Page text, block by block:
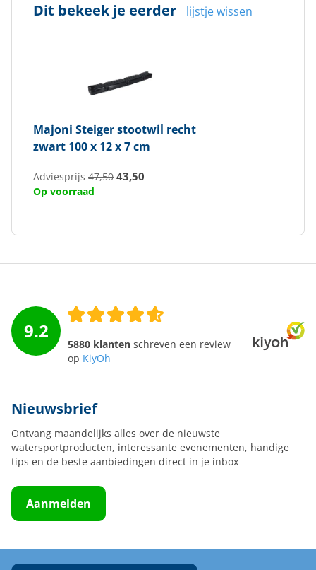
Dit bekeek je eerder lijstje wissen
Majoni Steiger stootwil recht
zwart 100 x 12 x 7 cm
Adviesprijs 47,50 43,50
Op voorraad
9.2
5880 klanten schreven een review
op KiyOh
Nieuwsbrief
Ontvang maandelijks alles over de nieuwste
watersportproducten, interessante evenementen, handige
tips en de beste aanbiedingen direct in je inbox
Aanmelden